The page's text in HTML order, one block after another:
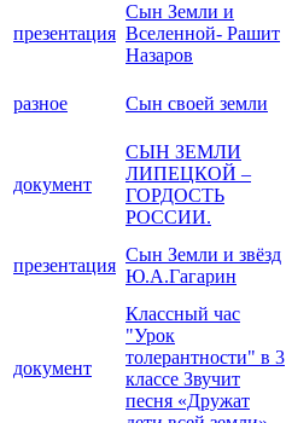
презентация
Сын Земли и
Вселенной- Рашит
Назаров
разное Сын своей земли
документ
СЫН ЗЕМЛИ
ЛИПЕЦКОЙ –
ГОРДОСТЬ
РОССИИ.
презентация
Сын Земли и звёзд
Ю.А.Гагарин
документ
Классный час
"Урок
толерантности" в 3
классе Звучит
песня «Дружат